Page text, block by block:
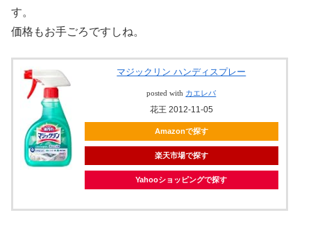
す。
価格もお手ごろですしね。
マジックリン ハンディスプレー
posted with カエレバ
花王 2012-11-05
Amazonで探す
楽天市場で探す
Yahooショッピングで探す